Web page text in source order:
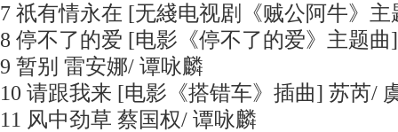
7 祇有情永在 [无綫电视剧《贼公阿牛》
8 停不了的爱 [电影《停不了的爱》主题
9 暂别 雷安娜/ 谭咏麟
10 请跟我来 [电影《搭错车》插曲] 苏芮/
11 风中劲草 蔡国权/ 谭咏麟